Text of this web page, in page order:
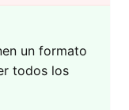
un formato
todos los